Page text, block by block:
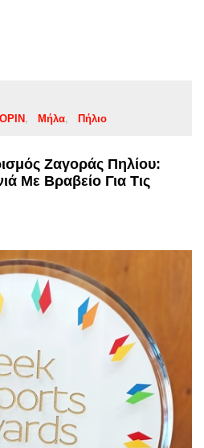
Μήλα Πήλιο
Ζαγοράς Πηλίου:
Με Βραβείο Για Τις